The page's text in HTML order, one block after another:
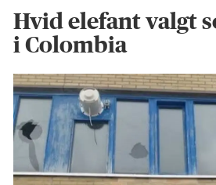
Hvid elefant valgt
i Colombia